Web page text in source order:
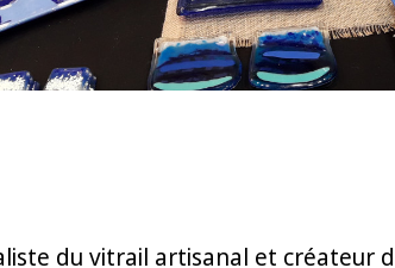
du vitrail artisanal et créateur